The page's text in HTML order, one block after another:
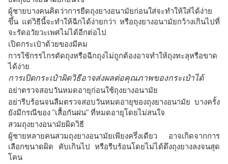
ผู้ชายบางคนคิดว่าการยืดถุงยางอนามัยก่อนใส่จะทำให้ใส่ได้ง่าย
ขึ้น แต่วิธีนี้จะทำให้ฉีกได้ง่ายกว่า หรือถุงยางอนามัยกว้างเกินไปที่
จะรัดอวัยวะเพศไม่ได้อีกต่อไป
เปิดกระเป๋าด้วยของมีคม
การใช้กรรไกรตัดถุงหรือฉีกถุงไม่ถูกต้องอาจทำให้ถุงทะลุหรือขาด
ได้ง่าย
การเปิดกระเป๋าผิดวิธีอาจส่งผลต่อคุณภาพของกระเป๋าได้
อย่าตรวจสอบวันหมดอายุก่อนใช้ถุงยางอนามัย
อย่ารีบร้อนจนลืมตรวจสอบวันหมดอายุของถุงยางอนามัย บางครั้ง
ยังมีกรณีของ "เสื้อกันฝน" ที่หมดอายุโดยไม่สนใจ
สวมถุงยางอนามัยผิดวิธี
ผู้ชายหลายคนสวมถุงยางอนามัยเพียงครึ่งเดียว อาจเกิดจากการ
เลือกขนาดผิด คับเกินไป หรือรีบร้อนโดยไม่ได้ดึงถุงยางลงจนสุด
โคน